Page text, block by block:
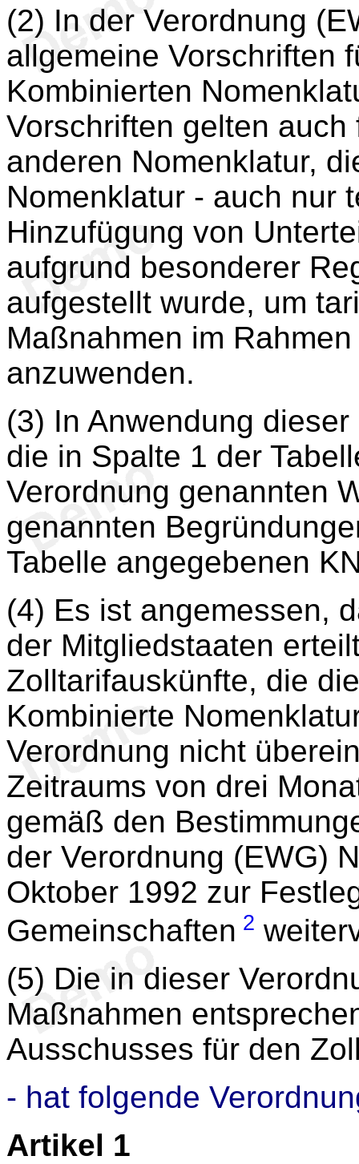
(2) In der Verordnung
allgemeine Vorschriften
Kombinierten
Vorschriften gelten
anderen Nomenklatur,
Nomenklatur - auch nur
Hinzufügung von
aufgrund besonderer
aufgestellt wurde, um
Maßnahmen im
anzuwenden.
(3) In Anwendung
die in Spalte 1 der
Verordnung genannten
genannten
Tabelle angegebenen
(4) Es ist angemessen,
der Mitgliedstaaten
Zolltarifauskünfte, die
Kombinierte
Verordnung nicht
Zeitraums von drei
gemäß den
der Verordnung (EWG)
Oktober 1992 zur
Gemeinschaften 2
(5) Die in dieser
Maßnahmen
Ausschusses für den
- hat folgende
Artikel 1